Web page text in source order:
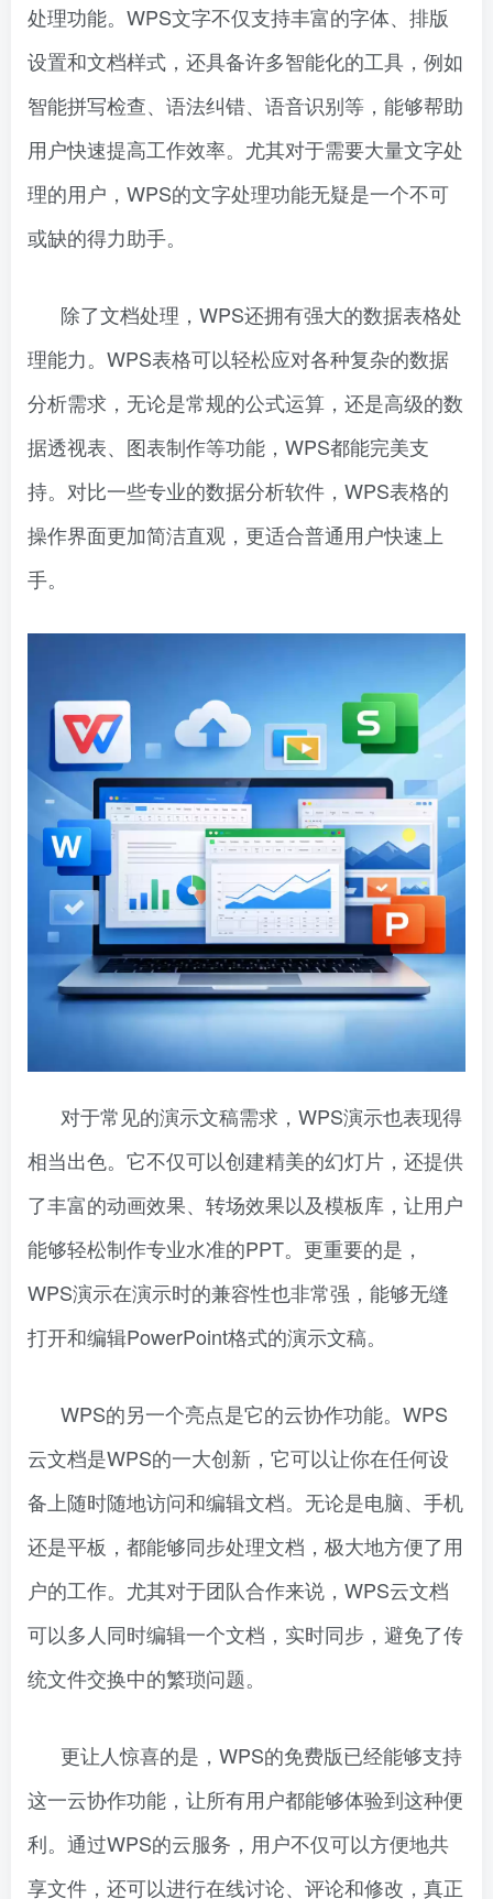
处理功能。WPS文字不仅支持丰富的字体、排版
设置和文档样式，还具备许多智能化的工具，例如
智能拼写检查、语法纠错、语音识别等，能够帮助
用户快速提高工作效率。尤其对于需要大量文字处
理的用户，WPS的文字处理功能无疑是一个不可
或缺的得力助手。
除了文档处理，WPS还拥有强大的数据表格处
理能力。WPS表格可以轻松应对各种复杂的数据
分析需求，无论是常规的公式运算，还是高级的数
据透视表、图表制作等功能，WPS都能完美支
持。对比一些专业的数据分析软件，WPS表格的
操作界面更加简洁直观，更适合普通用户快速上
手。
对于常见的演示文稿需求，WPS演示也表现得
相当出色。它不仅可以创建精美的幻灯片，还提供
了丰富的动画效果、转场效果以及模板库，让用户
能够轻松制作专业水准的PPT。更重要的是，
WPS演示在演示时的兼容性也非常强，能够无缝
打开和编辑PowerPoint格式的演示文稿。
WPS的另一个亮点是它的云协作功能。WPS
云文档是WPS的一大创新，它可以让你在任何设
备上随时随地访问和编辑文档。无论是电脑、手机
还是平板，都能够同步处理文档，极大地方便了用
户的工作。尤其对于团队合作来说，WPS云文档
可以多人同时编辑一个文档，实时同步，避免了传
统文件交换中的繁琐问题。
更让人惊喜的是，WPS的免费版已经能够支持
这一云协作功能，让所有用户都能够体验到这种便
利。通过WPS的云服务，用户不仅可以方便地共
享文件，还可以进行在线讨论、评论和修改，真正